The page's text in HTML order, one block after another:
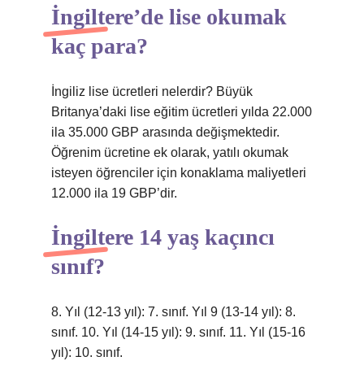
İngiltere’de lise okumak
kaç para?
İngiliz lise ücretleri nelerdir? Büyük
Britanya’daki lise eğitim ücretleri yılda 22.000
ila 35.000 GBP arasında değişmektedir.
Öğrenim ücretine ek olarak, yatılı okumak
isteyen öğrenciler için konaklama maliyetleri
12.000 ila 19 GBP’dir.
İngiltere 14 yaş kaçıncı
sınıf?
8. Yıl (12-13 yıl): 7. sınıf. Yıl 9 (13-14 yıl): 8.
sınıf. 10. Yıl (14-15 yıl): 9. sınıf. 11. Yıl (15-16
yıl): 10. sınıf.